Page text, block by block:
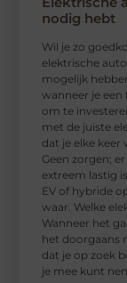
nodig hebt
Wil je zo
elektrische
mogelijk
wanneer je
om te
met de juiste
dat je elke keer
Geen zorgen;
extreem lastig
EV of hybride
waar. Welke
Wanneer het
het doorgaans
dat je op zoek
je mee kunt